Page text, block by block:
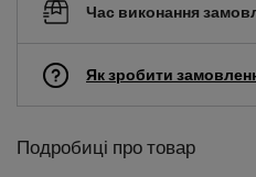
Час виконання
Як зробити
Подробиці про товар